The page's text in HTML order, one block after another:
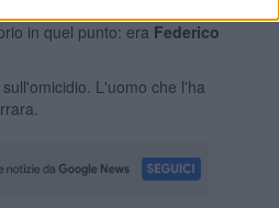
in quel punto: era Federico
L'uomo che l'ha